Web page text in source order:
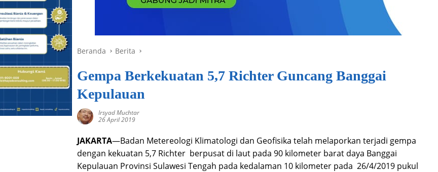
Beranda Berita
Gempa Berkekuatan 5,7 Richter Guncang Banggai
Kepulauan
Irsyad Muchtar
26 April 2019
JAKARTA—Badan Metereologi Klimatologi dan Geofisika telah melaporkan terjadi gempa
dengan kekuatan 5,7 Richter berpusat di laut pada 90 kilometer barat daya Banggai
Kepulauan Provinsi Sulawesi Tengah pada kedalaman 10 kilometer pada 26/4/2019 pukul